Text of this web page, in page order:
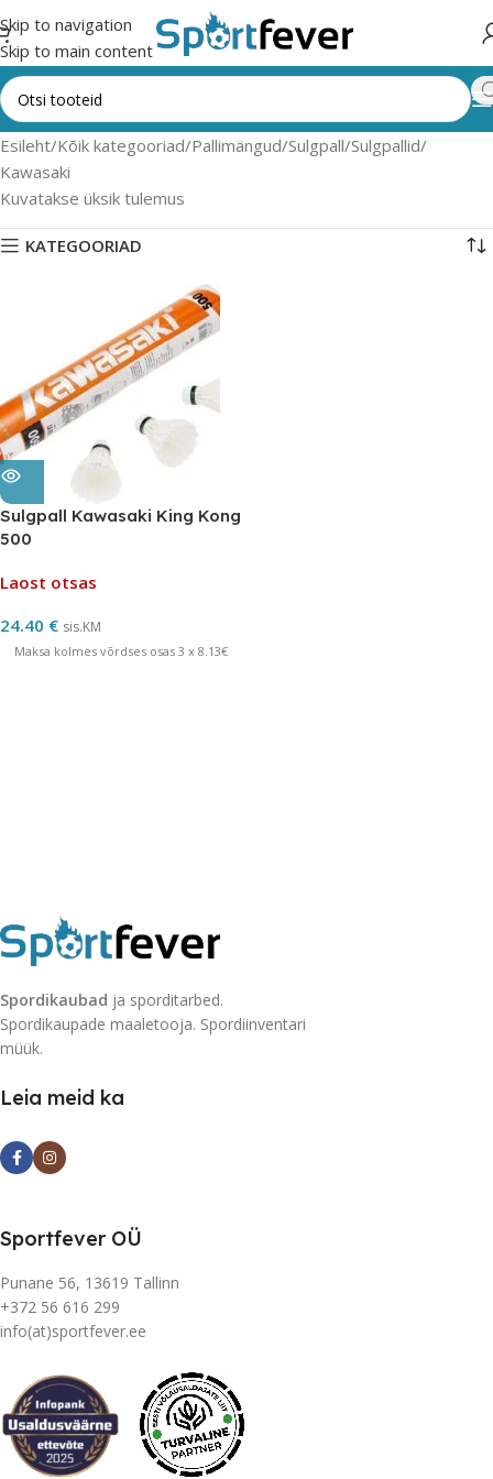
Skip to navigation
Skip to main content
Esileht Kõik kategooriad Pallimängud Sulgpall Sulgpallid
Kawasaki
Kuvatakse üksik tulemus
KATEGOORIAD
Sulgpall Kawasaki King Kong
500
Laost otsas
24.40 € sis.KM
Maksa kolmes võrdses osas 3 x 8.13€
Spordikaubad ja sporditarbed.
Spordikaupade maaletooja. Spordiinventari
müük.
Leia meid ka
Sportfever OÜ
Punane 56, 13619 Tallinn
+372 56 616 299
info(at)sportfever.ee